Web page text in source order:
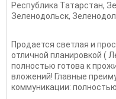
Республика Татарстан,
Зеленодольск,
Продается светлая и
отличной планировкой (
полностью готова к
вложений! Главные
коммуникации: полностью